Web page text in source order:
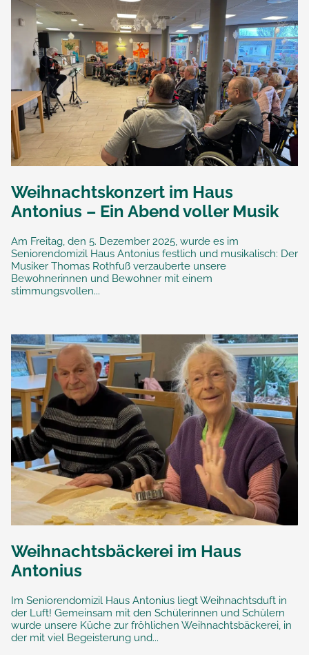
Weihnachtskonzert im Haus
Antonius – Ein Abend voller Musik
Am Freitag, den 5. Dezember 2025, wurde es im
Seniorendomizil Haus Antonius festlich und musikalisch: Der
Musiker Thomas Rothfuß verzauberte unsere
Bewohnerinnen und Bewohner mit einem
stimmungsvollen...
Weihnachtsbäckerei im Haus
Antonius
Im Seniorendomizil Haus Antonius liegt Weihnachtsduft in
der Luft! Gemeinsam mit den Schülerinnen und Schülern
wurde unsere Küche zur fröhlichen Weihnachtsbäckerei, in
der mit viel Begeisterung und...